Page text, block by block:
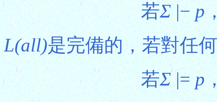
若Σ|−p
L(all)是完備的，若對任
若Σ|=p